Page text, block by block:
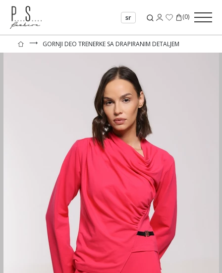
sr (0)
⟶ GORNJI DEO TRENERKE SA DRAPIRANIM DETALJEM